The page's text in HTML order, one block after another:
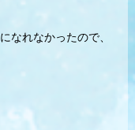
なれなかったので、